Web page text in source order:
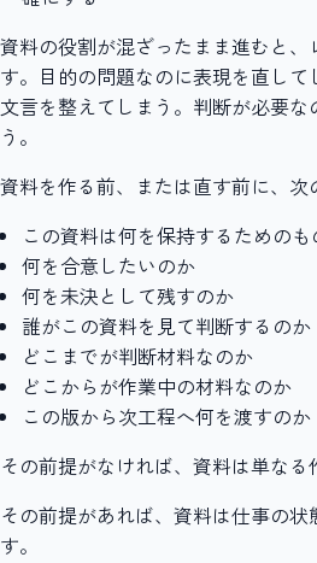
資料の役割が混ざったまま進むと、
す。目的の問題なのに表現を直し
文言を整えてしまう。判断が必要な
う。
資料を作る前、または直す前に、次
この資料は何を保持するためのも
何を合意したいのか
何を未決として残すのか
誰がこの資料を見て判断するのか
どこまでが判断材料なのか
どこからが作業中の材料なのか
この版から次工程へ何を渡すのか
その前提がなければ、資料は単なる
その前提があれば、資料は仕事の
す。